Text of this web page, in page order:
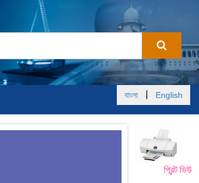
বাংলা English
প্রিন্ট ভিউ